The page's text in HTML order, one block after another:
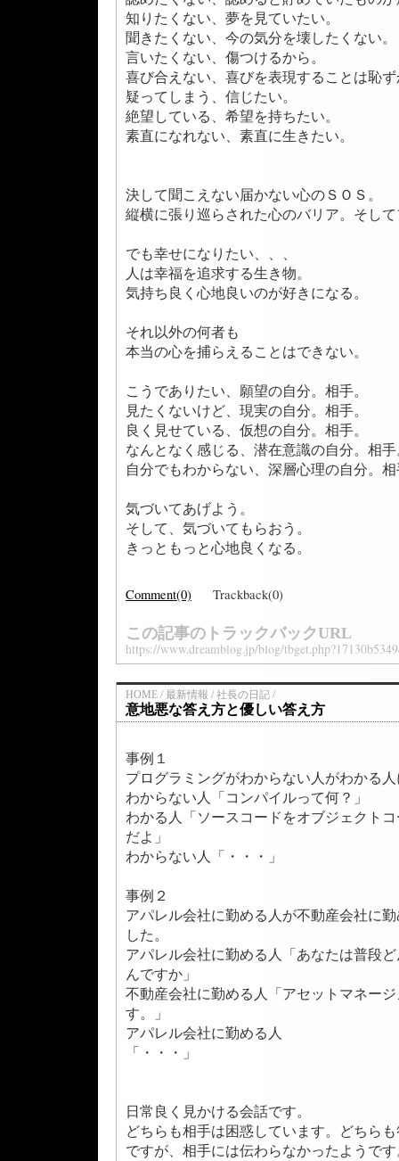
知りたくない、夢を見ていたい。
聞きたくない、今の気分を壊したくない。
言いたくない、傷つけるから。
喜び合えない、喜びを表現することは恥
疑ってしまう、信じたい。
絶望している、希望を持ちたい。
素直になれない、素直に生きたい。
決して聞こえない届かない心のＳＯＳ。
縦横に張り巡らされた心のバリア。そし
でも幸せになりたい、、、
人は幸福を追求する生き物。
気持ち良く心地良いのが好きになる。
それ以外の何者も
本当の心を捕らえることはできない。
こうでありたい、願望の自分。相手。
見たくないけど、現実の自分。相手。
良く見せている、仮想の自分。相手。
なんとなく感じる、潜在意識の自分。相
自分でもわからない、深層心理の自分。
気づいてあげよう。
そして、気づいてもらおう。
きっともっと心地良くなる。
Comment(0) Trackback(0)
この記事のトラックバックURL
https://www.dreamblog.jp/blog/
HOME / 最新情報 / 社長の日記 /
意地悪な答え方と優しい答え方
事例１
プログラミングがわからない人がわかる
わからない人「コンパイルって何？」
わかる人「ソースコードをオブジェクト
だよ」
わからない人「・・・」
事例２
アパレル会社に勤める人が不動産会社に
した。
アパレル会社に勤める人「あなたは普段
んですか」
不動産会社に勤める人「アセットマネー
す。」
アパレル会社に勤める人
「・・・」
日常良く見かける会話です。
どちらも相手は困惑しています。どちら
ですが、相手には伝わらなかったようで